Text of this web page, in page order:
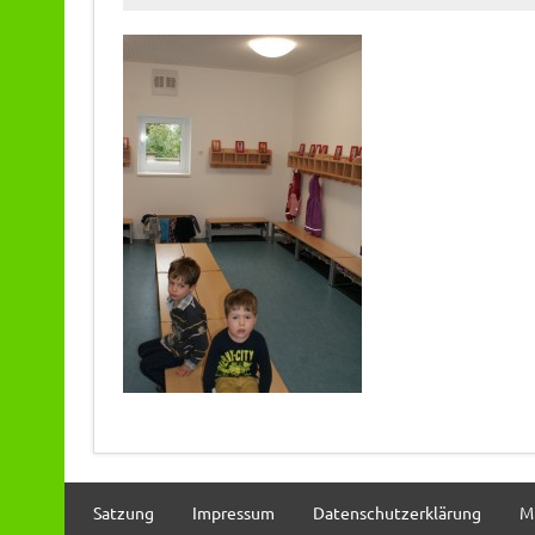
Satzung Impressum Datenschutzerklärung